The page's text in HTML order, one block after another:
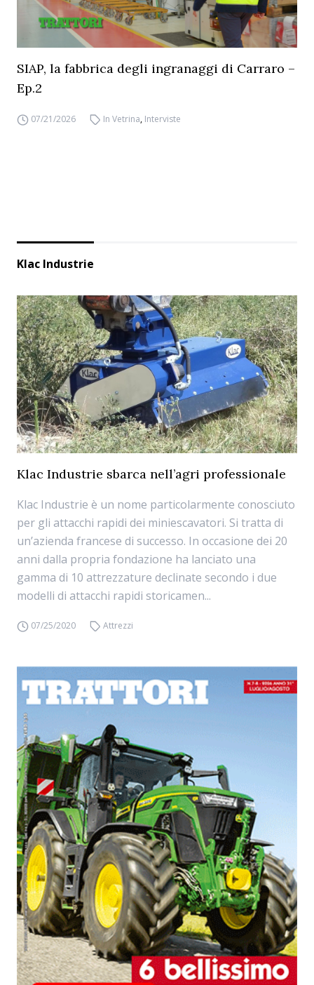
SIAP, la fabbrica degli ingranaggi di Carraro –
Ep.2
07/21/2026 In Vetrina, Interviste
Klac Industrie
Klac Industrie sbarca nell’agri professionale
Klac Industrie è un nome particolarmente conosciuto
per gli attacchi rapidi dei miniescavatori. Si tratta di
un’azienda francese di successo. In occasione dei 20
anni dalla propria fondazione ha lanciato una
gamma di 10 attrezzature declinate secondo i due
modelli di attacchi rapidi storicamen...
07/25/2020 Attrezzi